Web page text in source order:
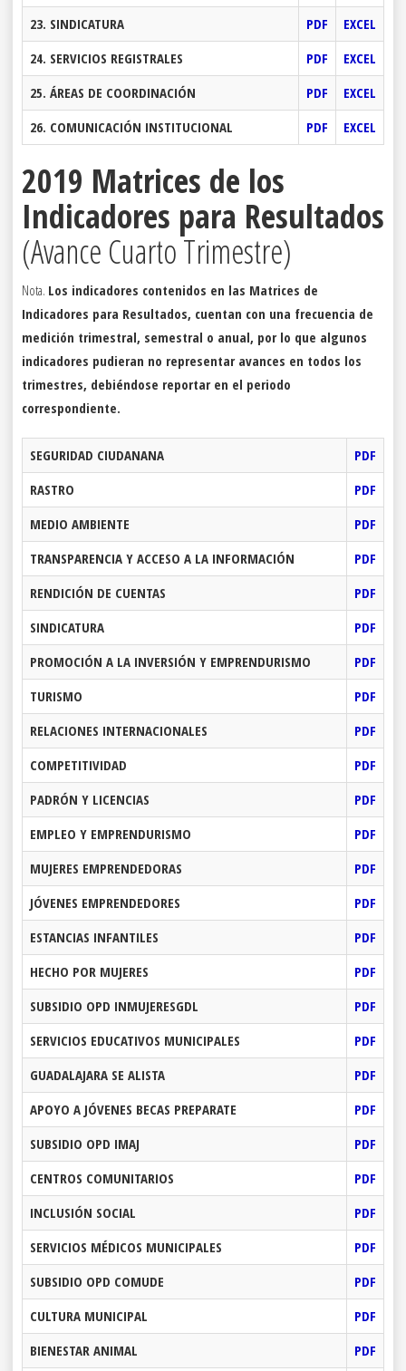
23. SINDICATURA
PDF
EXCEL
24. SERVICIOS REGISTRALES
PDF
EXCEL
25. ÁREAS DE COORDINACIÓN
PDF
EXCEL
26. COMUNICACIÓN INSTITUCIONAL
PDF EXCEL
2019 Matrices de los
Indicadores para Resultados
(Avance Cuarto Trimestre)
Nota. Los indicadores contenidos en las Matrices de
Indicadores para Resultados, cuentan con una frecuencia de
medición trimestral, semestral o anual, por lo que algunos
indicadores pudieran no representar avances en todos los
trimestres, debiéndose reportar en el periodo
correspondiente.
SEGURIDAD CIUDANANA
PDF
RASTRO
PDF
MEDIO AMBIENTE
PDF
TRANSPARENCIA Y ACCESO A LA INFORMACIÓN
PDF
RENDICIÓN DE CUENTAS
PDF
SINDICATURA
PDF
PROMOCIÓN A LA INVERSIÓN Y EMPRENDURISMO
PDF
TURISMO
PDF
RELACIONES INTERNACIONALES
PDF
COMPETITIVIDAD
PDF
PADRÓN Y LICENCIAS
PDF
EMPLEO Y EMPRENDURISMO
PDF
MUJERES EMPRENDEDORAS
PDF
JÓVENES EMPRENDEDORES
PDF
ESTANCIAS INFANTILES
PDF
HECHO POR MUJERES
PDF
SUBSIDIO OPD INMUJERESGDL
PDF
SERVICIOS EDUCATIVOS MUNICIPALES
PDF
GUADALAJARA SE ALISTA
PDF
APOYO A JÓVENES BECAS PREPARATE
PDF
SUBSIDIO OPD IMAJ
PDF
CENTROS COMUNITARIOS
PDF
INCLUSIÓN SOCIAL
PDF
SERVICIOS MÉDICOS MUNICIPALES
PDF
SUBSIDIO OPD COMUDE
PDF
CULTURA MUNICIPAL
PDF
BIENESTAR ANIMAL
PDF